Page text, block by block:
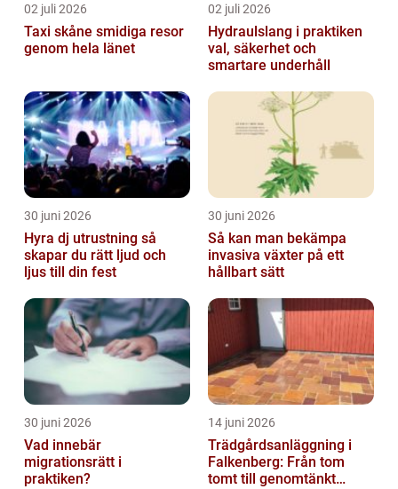
02 juli 2026
Taxi skåne smidiga resor
genom hela länet
02 juli 2026
Hydraulslang i praktiken
val, säkerhet och
smartare underhåll
30 juni 2026
Hyra dj utrustning så
skapar du rätt ljud och
ljus till din fest
30 juni 2026
Så kan man bekämpa
invasiva växter på ett
hållbart sätt
30 juni 2026
Vad innebär
migrationsrätt i
praktiken?
14 juni 2026
Trädgårdsanläggning i
Falkenberg: Från tom
tomt till genomtänkt